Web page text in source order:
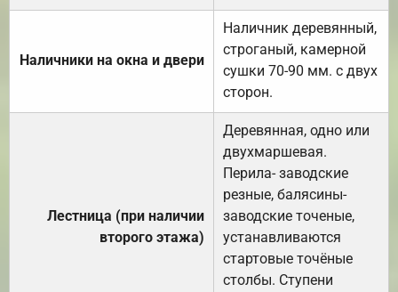
Наличники на окна и двери
Наличник деревянный,
строганый, камерной
сушки 70-90 мм. с двух
сторон.
Лестница (при наличии
второго этажа)
Деревянная, одно или
двухмаршевая.
Перила- заводские
резные, балясины-
заводские точеные,
устанавливаются
стартовые точёные
столбы. Ступени